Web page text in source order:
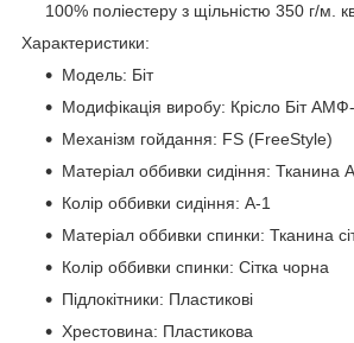
100% поліестеру з щільністю 350 г/м.
Характеристики:
Модель: Біт
Модифікація виробу: Крісло Біт
Механізм гойдання: FS (FreeStyle)
Матеріал оббивки сидіння: Тканина А
Колір оббивки сидіння: А-1
Матеріал оббивки спинки: Тканина
Колір оббивки спинки: Сітка чорна
Підлокітники: Пластикові
Хрестовина: Пластикова